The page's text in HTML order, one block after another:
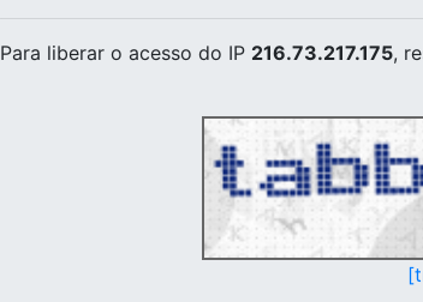
Para liberar o acesso do IP 216.73.217.175,